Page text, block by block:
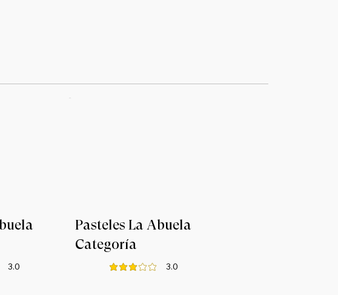
3.0
promedio es 3 de 5
Pasteles La Abuela
Categoría
3.0
la calificación promedio es 3 de 5